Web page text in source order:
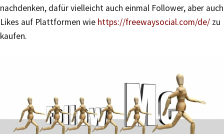
nachdenken, dafür vielleicht auch einmal Follower, aber auch
Likes auf Plattformen wie https://freewaysocial.com/de/ zu
kaufen.